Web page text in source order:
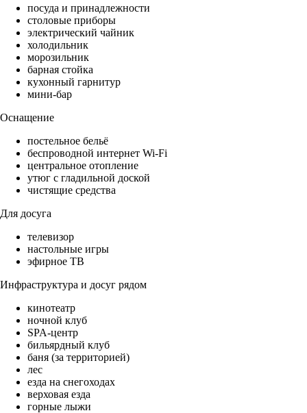
посуда и принадлежности
столовые приборы
электрический чайник
холодильник
морозильник
барная стойка
кухонный гарнитур
мини-бар
Оснащение
постельное бельё
беспроводной интернет Wi-Fi
центральное отопление
утюг с гладильной доской
чистящие средства
Для досуга
телевизор
настольные игры
эфирное ТВ
Инфраструктура и досуг рядом
кинотеатр
ночной клуб
SPA-центр
бильярдный клуб
баня (за территорией)
лес
езда на снегоходах
верховая езда
горные лыжи